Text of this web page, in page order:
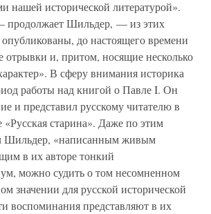
нашей исторической литературой».
Шильдер, — из этих
до настоящего времени
отрывки и, притом, носящие несколько
В сферу внимания историка
работы над книгой о Павле I. Он
и представил русскому читателю в
«Русская старина». Даже по этим
Шильдер, «написанным живым
в их авторе тонкий
можно судить о том несомненном
значении для русской исторической
воспоминания представляют в их